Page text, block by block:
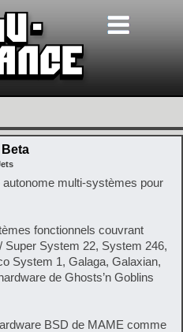
Beta
multi-systèmes pour
fonctionnels couvrant
System 22, System 246,
System 1, Galaga, Galaxian,
de Ghosts’n Goblins
BSD de MAME comme